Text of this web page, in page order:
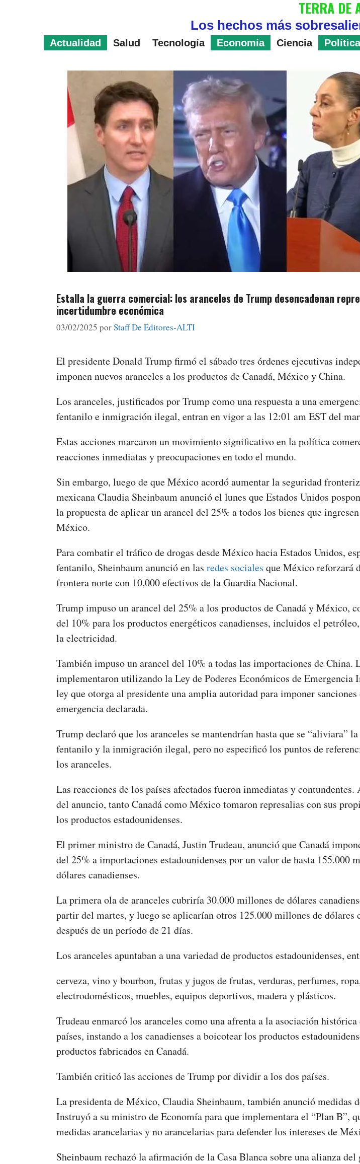
TERRA DE
Los hechos más
Actualidad Salud Tecnología Economía Ciencia Política
Estalla la guerra comercial: los aranceles de Trump desencadenan
incertidumbre económica
03/02/2025 porStaff De Editores-ALTI
El presidente Donald Trump firmó el sábado tres órdenes ejecutivas
imponen nuevos aranceles a los productos de Canadá, México y China.
Los aranceles, justificados por Trump como una respuesta a una
fentanilo e inmigración ilegal, entran en vigor a las 12:01 am EST del
Estas acciones marcaron un movimiento significativo en la política
reacciones inmediatas y preocupaciones en todo el mundo.
Sin embargo, luego de que México acordó aumentar la seguridad
mexicana Claudia Sheinbaum anunció el lunes que Estados Unidos
la propuesta de aplicar un arancel del 25% a todos los bienes que
México.
Para combatir el tráfico de drogas desde México hacia Estados Unidos,
fentanilo, Sheinbaum anunció en las redes sociales que México reforzará
frontera norte con 10,000 efectivos de la Guardia Nacional.
Trump impuso un arancel del 25% a los productos de Canadá y México,
del 10% para los productos energéticos canadienses, incluidos el
la electricidad.
También impuso un arancel del 10% a todas las importaciones de China.
implementaron utilizando la Ley de Poderes Económicos de Emergencia
ley que otorga al presidente una amplia autoridad para imponer sanciones
emergencia declarada.
Trump declaró que los aranceles se mantendrían hasta que se “aliviara”
fentanilo y la inmigración ilegal, pero no especificó los puntos de
los aranceles.
Las reacciones de los países afectados fueron inmediatas y contundentes.
del anuncio, tanto Canadá como México tomaron represalias con sus
los productos estadounidenses.
El primer ministro de Canadá, Justin Trudeau, anunció que Canadá
del 25% a importaciones estadounidenses por un valor de hasta 155.000
dólares canadienses.
La primera ola de aranceles cubriría 30.000 millones de dólares
partir del martes, y luego se aplicarían otros 125.000 millones de dólares
después de un período de 21 días.
Los aranceles apuntaban a una variedad de productos estadounidenses,
cerveza, vino y bourbon, frutas y jugos de frutas, verduras, perfumes,
electrodomésticos, muebles, equipos deportivos, madera y plásticos.
Trudeau enmarcó los aranceles como una afrenta a la asociación histórica
países, instando a los canadienses a boicotear los productos
productos fabricados en Canadá.
También criticó las acciones de Trump por dividir a los dos países.
La presidenta de México, Claudia Sheinbaum, también anunció medidas
Instruyó a su ministro de Economía para que implementara el “Plan B”,
medidas arancelarias y no arancelarias para defender los intereses de
Sheinbaum rechazó la afirmación de la Casa Blanca sobre una alianza del